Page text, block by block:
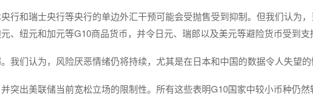
行和瑞士央行等央行的单边外汇干预可能会受抛售受到抑制。但我们认为
、纽元和加元等G10商品货币，并令日元、瑞郎以及美元等避险货币受到支
我们认为，风险厌恶情绪仍将持续，尤其是在日本和中国的数据令人失望的
突出美联储当前宽松立场的限制性。所有这些表明G10国家中较小币种仍